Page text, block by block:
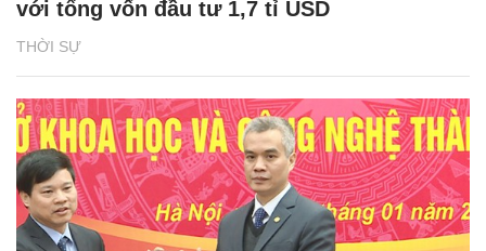
THỜI SỰ
với tổng vốn đầu tư 1,7 tỉ USD